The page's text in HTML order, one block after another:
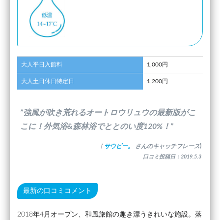
大人平日入館料 1,000円
大人土日休日特定日 1,200円
”強風が吹き荒れるオートロウリュウの最新版がこ
こに！外気浴&森林浴でととのい度120%！”
( サウビー。 さんのキャッチフレーズ)
口コミ投稿日：2019.5.3
最新の口コミコメント
2018年4月オープン、和風旅館の趣き漂うきれいな施設。落